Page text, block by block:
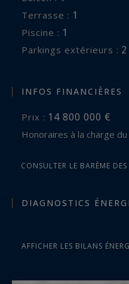
terrasse : 1
piscine : 1
parkings extérieurs : 2
INFOS FINANCIÈRES
Prix : 14 800 000 €
Honoraires à la charge
CONSULTER LE BARÈME
DIAGNOSTICS
AFFICHER LES BILANS